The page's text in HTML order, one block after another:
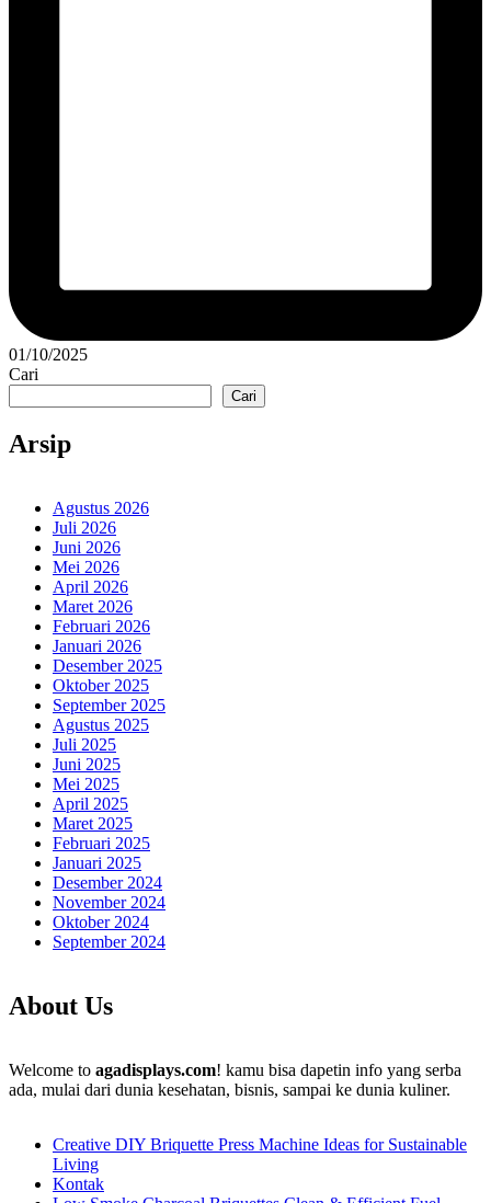
01/10/2025
Cari
Cari
Arsip
Agustus 2026
Juli 2026
Juni 2026
Mei 2026
April 2026
Maret 2026
Februari 2026
Januari 2026
Desember 2025
Oktober 2025
September 2025
Agustus 2025
Juli 2025
Juni 2025
Mei 2025
April 2025
Maret 2025
Februari 2025
Januari 2025
Desember 2024
November 2024
Oktober 2024
September 2024
About Us
Welcome to agadisplays.com! kamu bisa dapetin info yang serba
ada, mulai dari dunia kesehatan, bisnis, sampai ke dunia kuliner.
Creative DIY Briquette Press Machine Ideas for Sustainable
Living
Kontak